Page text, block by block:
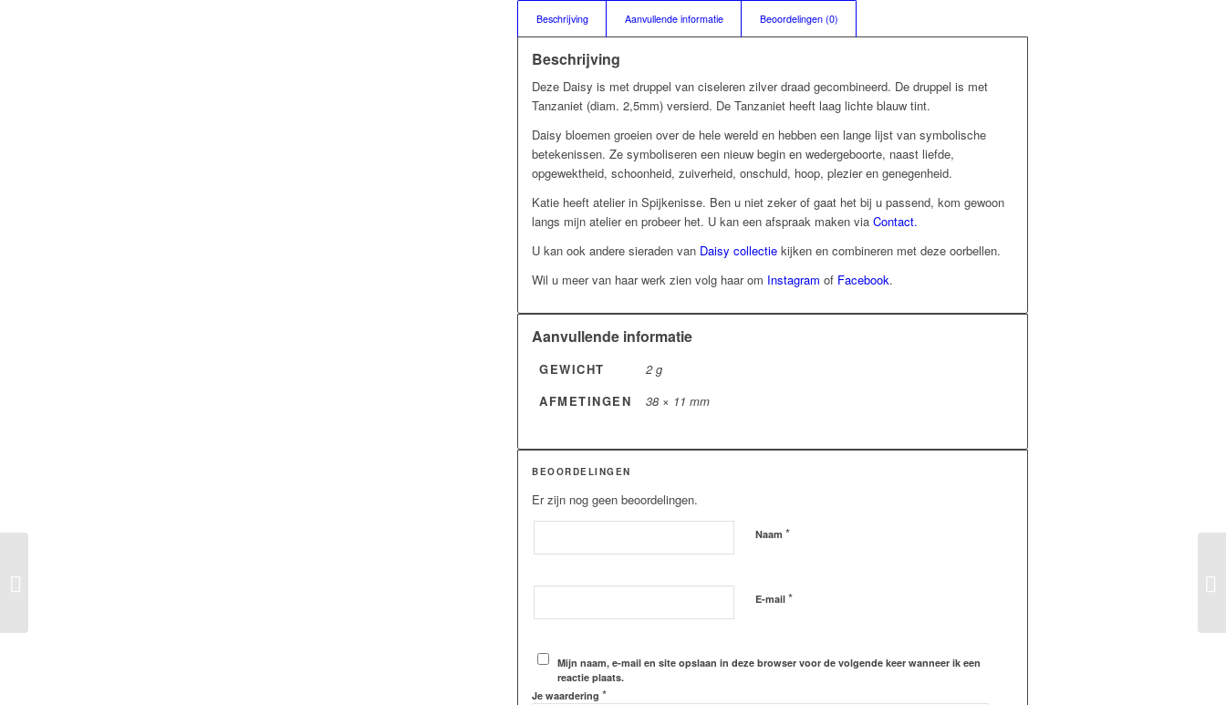
Beschrijving Aanvullende informatie Beoordelingen (0)
Beschrijving
Deze Daisy is met druppel van ciseleren zilver draad gecombineerd. De druppel is met
Tanzaniet (diam. 2,5mm) versierd. De Tanzaniet heeft laag lichte blauw tint.
Daisy bloemen groeien over de hele wereld en hebben een lange lijst van symbolische
betekenissen. Ze symboliseren een nieuw begin en wedergeboorte, naast liefde,
opgewektheid, schoonheid, zuiverheid, onschuld, hoop, plezier en genegenheid.
Katie heeft atelier in Spijkenisse. Ben u niet zeker of gaat het bij u passend, kom gewoon
langs mijn atelier en probeer het. U kan een afspraak maken viaContact.
U kan ook andere sieraden van Daisy collectie kijken en combineren met deze oorbellen.
Wil u meer van haar werk zien volg haar om Instagram of Facebook.
Aanvullende informatie
GEWICHT
2 g
AFMETINGEN
38 × 11 mm
BEOORDELINGEN
Er zijn nog geen beoordelingen.
Naam*
E-mail*
Mijn naam, e-mail en site opslaan in deze browser voor de volgende keer wanneer ik een
reactie plaats.
Je waardering*